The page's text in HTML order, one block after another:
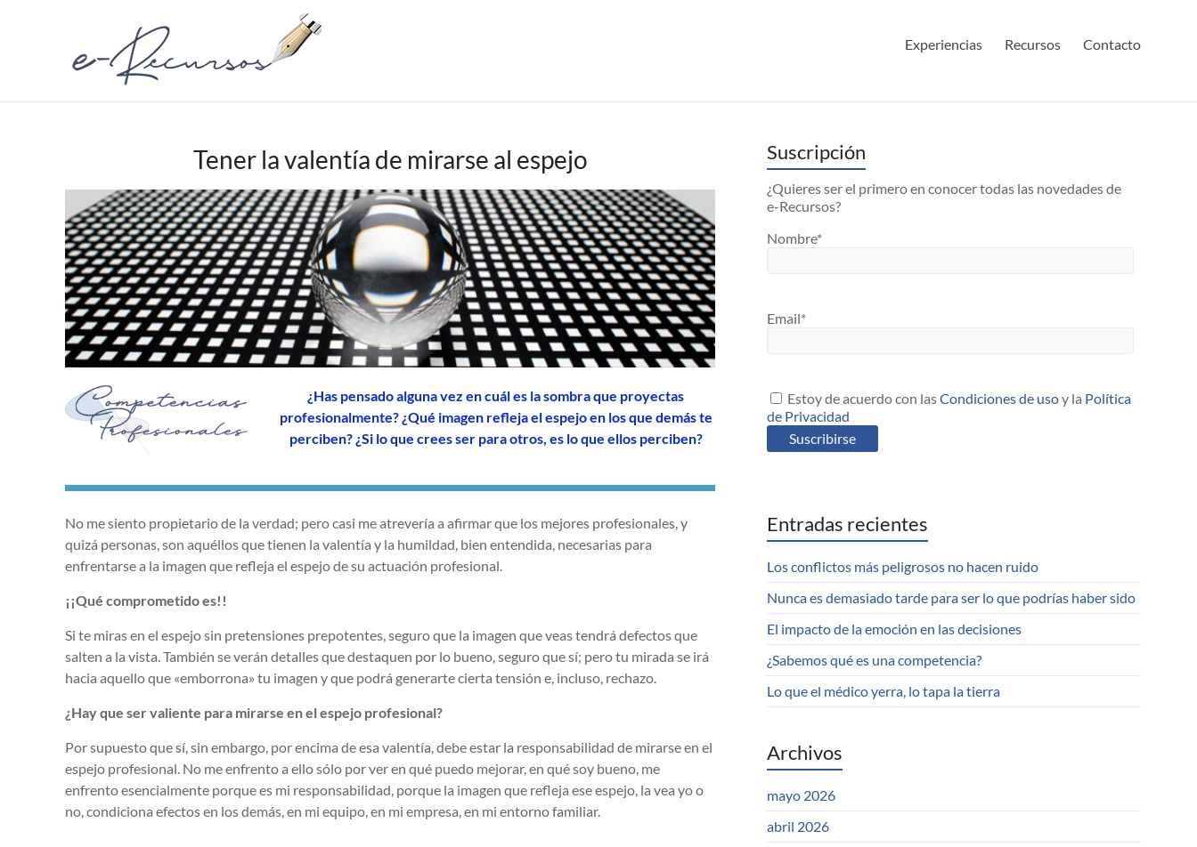
Experiencias Recursos Contacto
Tener la valentía de mirarse al espejo
¿Has pensado alguna vez en cuál es la sombra que proyectas
profesionalmente? ¿Qué imagen refleja el espejo en los que demás te
perciben? ¿Si lo que crees ser para otros, es lo que ellos perciben?
No me siento propietario de la verdad; pero casi me atrevería a afirmar que los mejores profesionales, y
quizá personas, son aquéllos que tienen la valentía y la humildad, bien entendida, necesarias para
enfrentarse a la imagen que refleja el espejo de su actuación profesional.
¡¡Qué comprometido es!!
Si te miras en el espejo sin pretensiones prepotentes, seguro que la imagen que veas tendrá defectos que
salten a la vista. También se verán detalles que destaquen por lo bueno, seguro que sí; pero tu mirada se irá
hacia aquello que «emborrona» tu imagen y que podrá generarte cierta tensión e, incluso, rechazo.
¿Hay que ser valiente para mirarse en el espejo profesional?
Por supuesto que sí, sin embargo, por encima de esa valentía, debe estar la responsabilidad de mirarse en el
espejo profesional. No me enfrento a ello sólo por ver en qué puedo mejorar, en qué soy bueno, me
enfrento esencialmente porque es mi responsabilidad, porque la imagen que refleja ese espejo, la vea yo o
no, condiciona efectos en los demás, en mi equipo, en mi empresa, en mi entorno familiar.
Suscripción
¿Quieres ser el primero en conocer todas las novedades de
e-Recursos?
Nombre*
Email*
Estoy de acuerdo con lasCondiciones de usoy la Política
de Privacidad
Entradas recientes
Los conflictos más peligrosos no hacen ruido
Nunca es demasiado tarde para ser lo que podrías haber sido
El impacto de la emoción en las decisiones
¿Sabemos qué es una competencia?
Lo que el médico yerra, lo tapa la tierra
Archivos
mayo 2026
abril 2026